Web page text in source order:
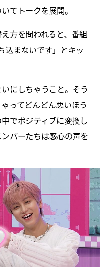
てトークを展開。
方を問われると、番組
込まないです」とキッ
にしちゃうこと。そう
ってどんどん悪いほう
でポジティブに変換し
バーたちは感心の声を